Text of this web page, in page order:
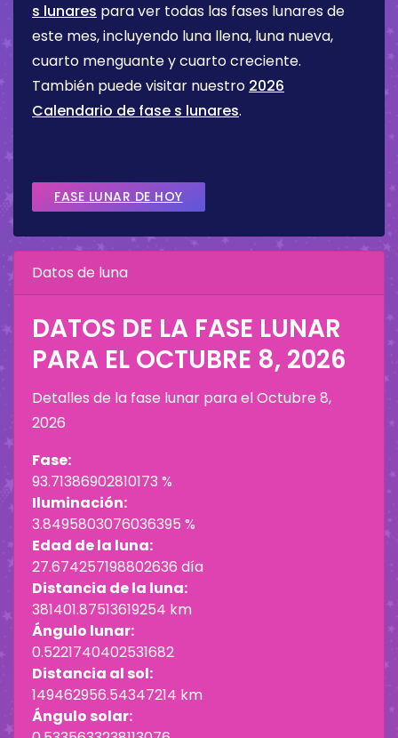
s lunares para ver todas las fases lunares de
este mes, incluyendo luna llena, luna nueva,
cuarto menguante y cuarto creciente.
También puede visitar nuestro 2026
Calendario de fase s lunares.
FASE LUNAR DE HOY
Datos de luna
DATOS DE LA FASE LUNAR
PARA EL OCTUBRE 8, 2026
Detalles de la fase lunar para elOctubre 8,
2026
Fase:
93.71386902810173 %
Iluminación:
3.8495803076036395 %
Edad de la luna:
27.674257198802636 día
Distancia de la luna:
381401.87513619254 km
Ángulo lunar:
0.5221740402531682
Distancia al sol:
149462956.54347214 km
Ángulo solar: